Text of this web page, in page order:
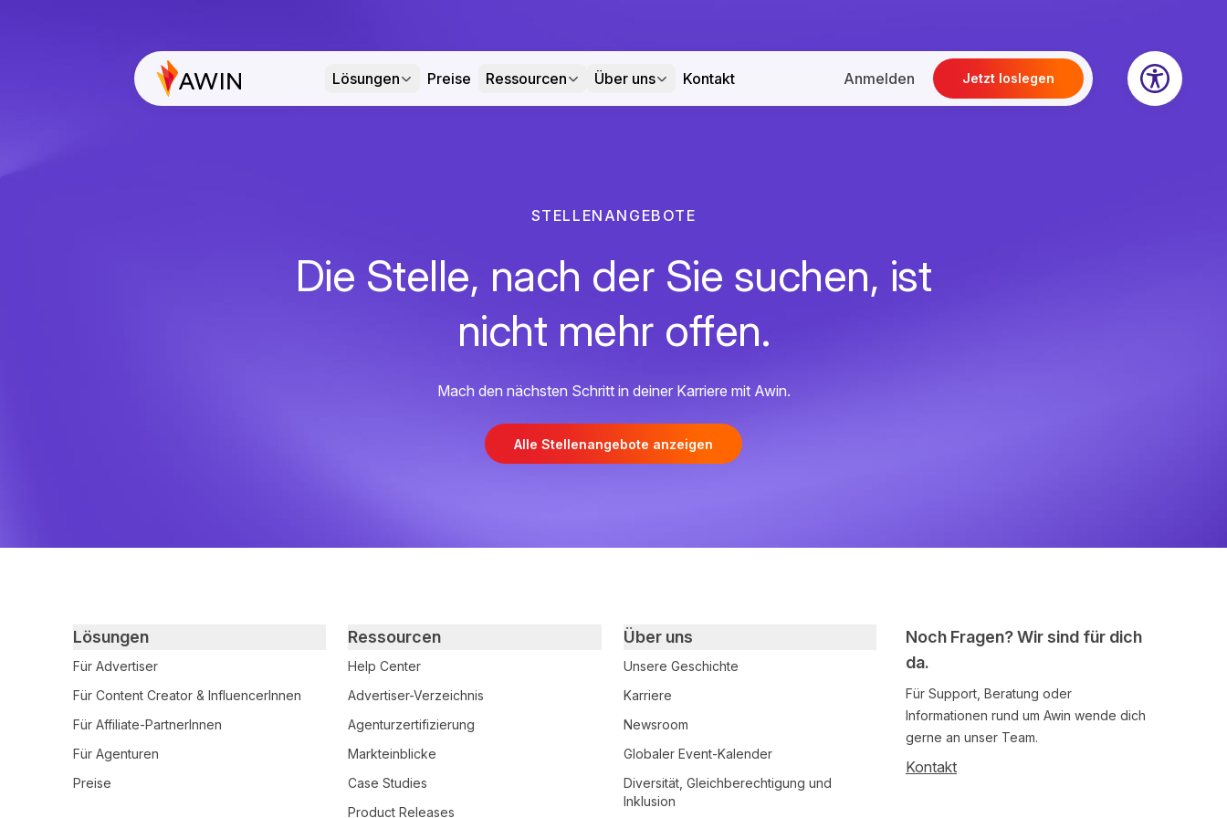
Lösungen Preise Ressourcen Über uns Kontakt Anmelden Jetzt loslegen
STELLENANGEBOTE
Die Stelle, nach der Sie suchen, ist
nicht mehr offen.
Mach den nächsten Schritt in deiner Karriere mit Awin.
Alle Stellenangebote anzeigen
Noch Fragen? Wir sind für dich
da.
Für Support, Beratung oder
Informationen rund um Awin wende dich
gerne an unser Team.
Kontakt
Primary footer navigation
Lösungen
Für Advertiser
Für Content Creator & InfluencerInnen
Für Affiliate-PartnerInnen
Für Agenturen
Preise
Ressourcen
Help Center
Advertiser-Verzeichnis
Agenturzertifizierung
Markteinblicke
Case Studies
Product Releases
Über uns
Unsere Geschichte
Karriere
Newsroom
Globaler Event-Kalender
Diversität, Gleichberechtigung und
Inklusion